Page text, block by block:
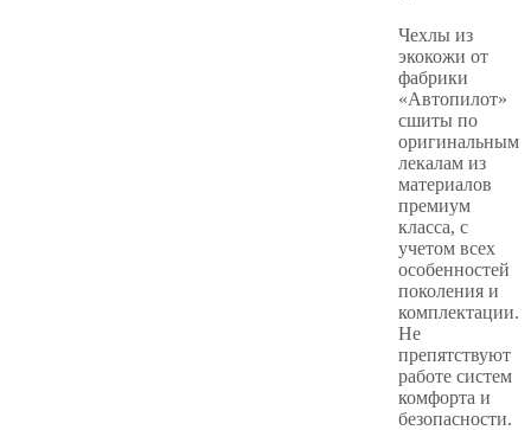
Чехлы из
экокожи от
фабрики
«Автопилот»
сшиты по
оригинальным
лекалам из
материалов
премиум
класса, с
учетом всех
особенностей
поколения и
комплектации.
Не
препятствуют
работе систем
комфорта и
безопасности.